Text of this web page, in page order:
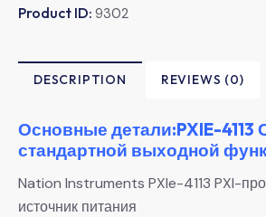
Product ID: 9302
DESCRIPTION REVIEWS (0)
Основные детали:PXIE-4113
стандартной выходной
Nation Instruments PXIe-4113 PXI-
источник питания